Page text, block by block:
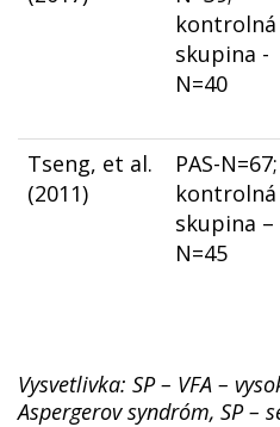
kontrolná
skupina -
N=40
Tseng, et al.
(2011)
PAS-N=67;
kontrolná
skupina –
N=45
Vysvetlivka: SP – VFA –
Aspergerov syndróm, SP –